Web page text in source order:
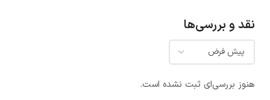
نقد و بررسی‌ها
هنوز بررسی‌ای ثبت نشده است.